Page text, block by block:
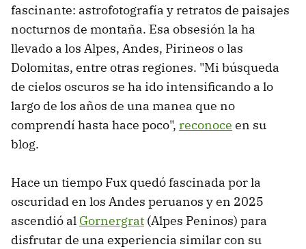
fascinante: astrofotografía y retratos de paisajes
nocturnos de montaña. Esa obsesión la ha
llevado a los Alpes, Andes, Pirineos o las
Dolomitas, entre otras regiones. "Mi búsqueda
de cielos oscuros se ha ido intensificando a lo
largo de los años de una manea que no
comprendí hasta hace poco", reconoce en su
blog.
Hace un tiempo Fux quedó fascinada por la
oscuridad en los Andes peruanos y en 2025
ascendió al Gornergrat (Alpes Peninos) para
disfrutar de una experiencia similar con su